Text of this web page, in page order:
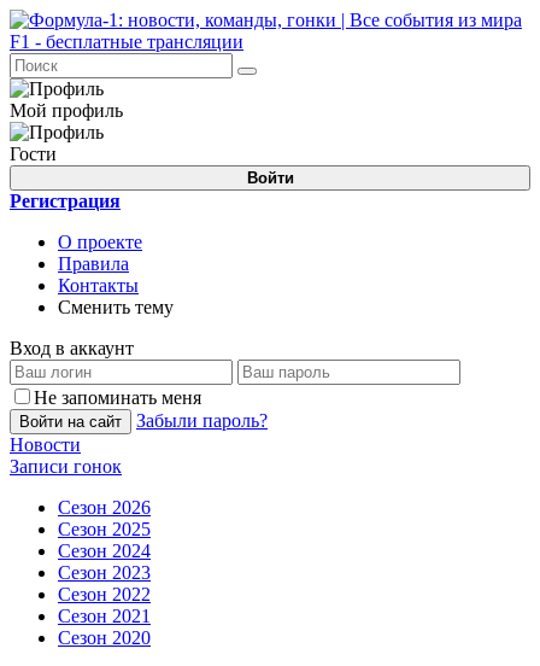
Мой профиль
Гости
Войти
Регистрация
О проекте
Правила
Контакты
Сменить тему
Вход в аккаунт
Не запоминать меня
Войти на сайт
Забыли пароль?
Новости
Записи гонок
Сезон 2026
Сезон 2025
Сезон 2024
Сезон 2023
Сезон 2022
Сезон 2021
Сезон 2020